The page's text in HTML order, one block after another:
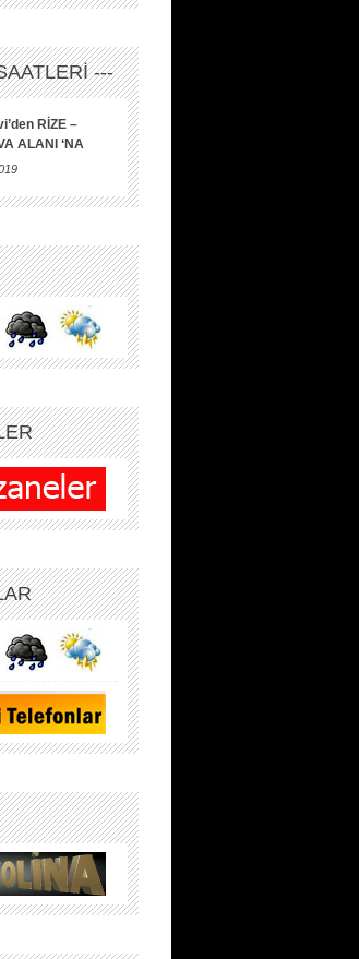
---
RİZE –
ALANI ‘NA